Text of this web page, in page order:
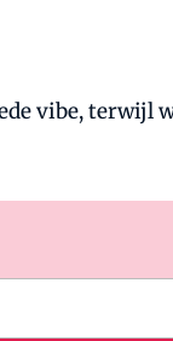
vibe, terwijl